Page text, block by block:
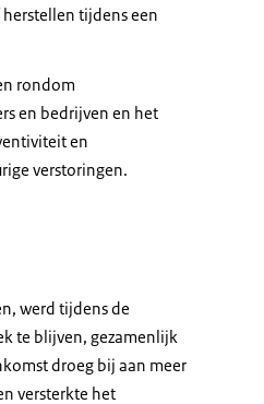
tijdens een
rondom
en bedrijven en het
en
verstoringen.
werd tijdens de
te blijven, gezamenlijk
droeg bij aan meer
versterkte het